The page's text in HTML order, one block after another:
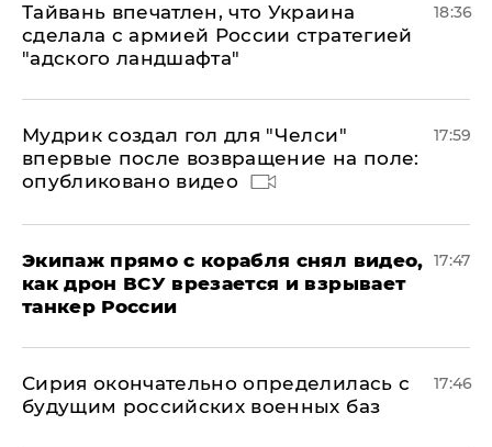
Тайвань впечатлен, что Украина
сделала с армией России стратегией
"адского ландшафта"
18:36
Мудрик создал гол для "Челси"
впервые после возвращение на поле:
опубликовано видео
17:59
Экипаж прямо с корабля снял видео,
как дрон ВСУ врезается и взрывает
танкер России
17:47
Сирия окончательно определилась с
будущим российских военных баз
17:46